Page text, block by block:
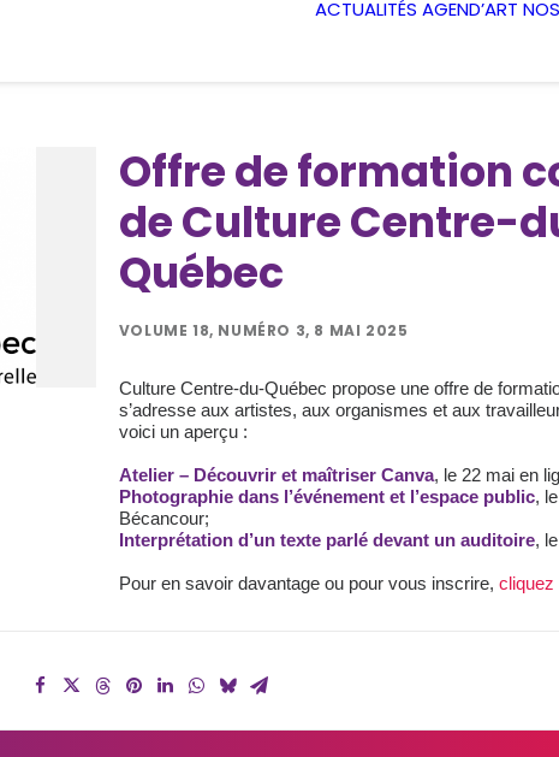
ACTUALITÉS AGEND’ART
Offre de formation
de Culture Centre-
Québec
VOLUME 18, NUMÉRO 3, 8 MAI 2025
Culture Centre-du-Québec propose une offre de
s’adresse aux artistes, aux organismes et aux
voici un aperçu :
Atelier – Découvrir et maîtriser Canva, le 22 mai en
Photographie dans l’événement et l’espace public,
Bécancour;
Interprétation d’un texte parlé devant un auditoire,
Pour en savoir davantage ou pour vous inscrire, cliquez